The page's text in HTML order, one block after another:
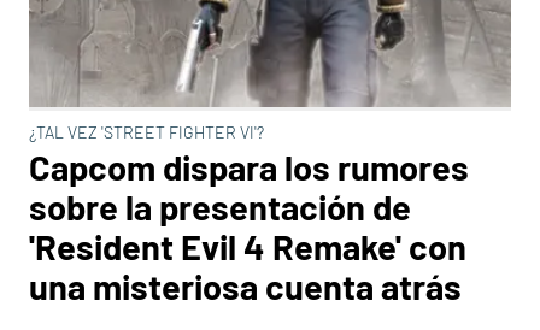
¿TAL VEZ 'STREET FIGHTER VI'?
Capcom dispara los rumores
sobre la presentación de
'Resident Evil 4 Remake' con
una misteriosa cuenta atrás